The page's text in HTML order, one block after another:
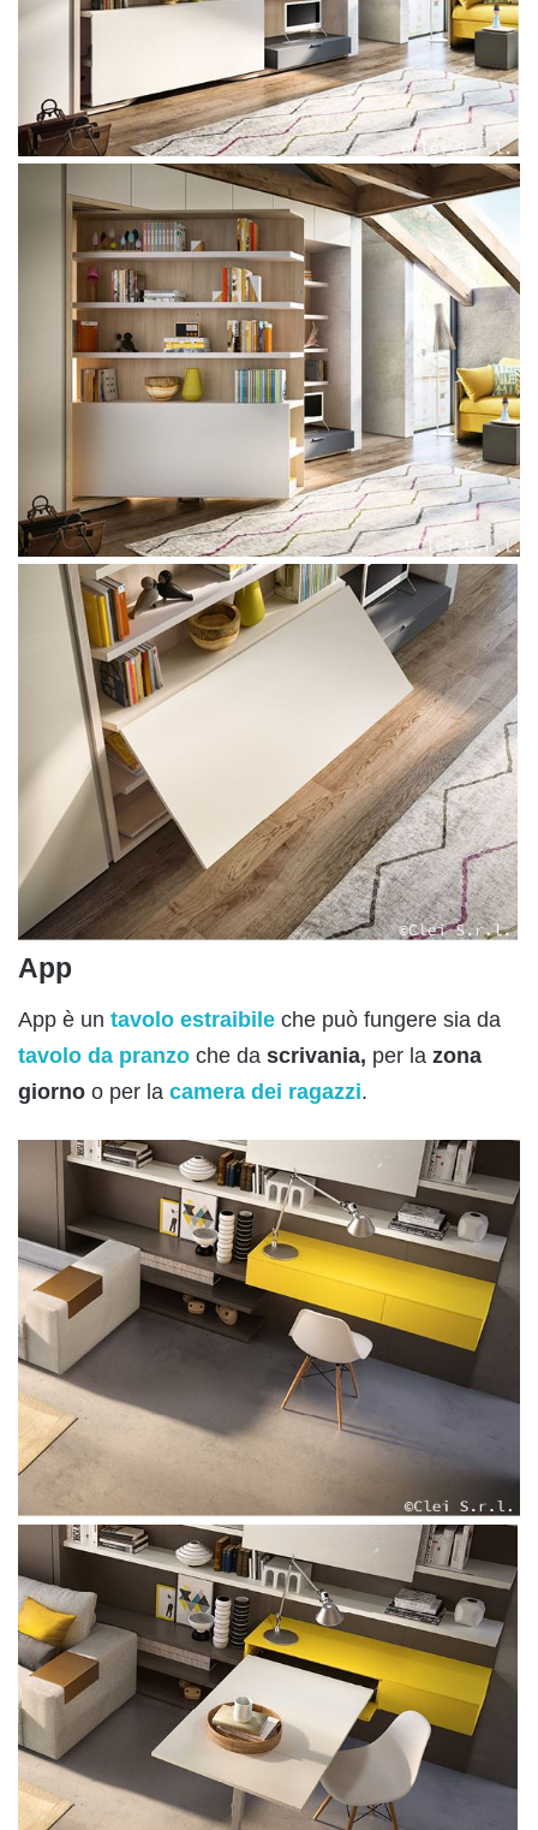
App
App è un tavolo estraibile che può fungere sia da
tavolo da pranzo che da scrivania, per la zona
giorno o per la camera dei ragazzi.